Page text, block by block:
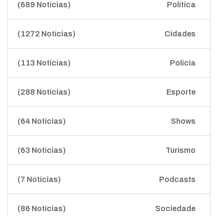
Política
(689 Notícias)
Cidades
(1272 Notícias)
Polícia
(113 Notícias)
Esporte
(288 Notícias)
Shows
(64 Notícias)
Turismo
(63 Notícias)
Podcasts
(7 Notícias)
Sociedade
(86 Notícias)